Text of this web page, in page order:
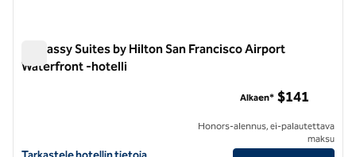
Embassy Suites by Hilton San Francisco Airport
Waterfront -hotelli
Näytä Embassy Suites by Hilton San Francisco Airport Waterfront -
Alkaen* $141
Honors-alennus, ei-palautettava
maksu